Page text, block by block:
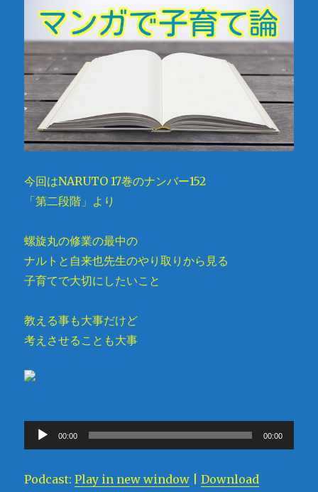
今回はNARUTO 17巻のナンバー152
「第二段階」より
螺旋丸の修業の最中の
ナルトと自来也先生のやり取りから見る
子育てで大切にしたいこと
教える事も大事だけど
考えさせることも大事
声
00:00 00:00
Podcast:Play in new window |Download